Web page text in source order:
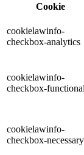
Cookie
cookielawinfo-
checkbox-analytics
cookielawinfo-
checkbox-functional
cookielawinfo-
checkbox-necessary